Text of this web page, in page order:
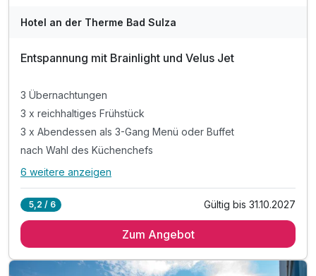
Hotel an der Therme Bad Sulza
Entspannung mit Brainlight und Velus Jet
3 Übernachtungen
3 x reichhaltiges Frühstück
3 x Abendessen als 3-Gang Menü oder Buffet
nach Wahl des Küchenchefs
Alle Inklusivleistungen
3 x reichhaltiges Frühstück
nach Wahl des Küchenchefs
6 weitere anzeigen
5,2 / 6 Gültig bis 31.10.2027
Zum Angebot